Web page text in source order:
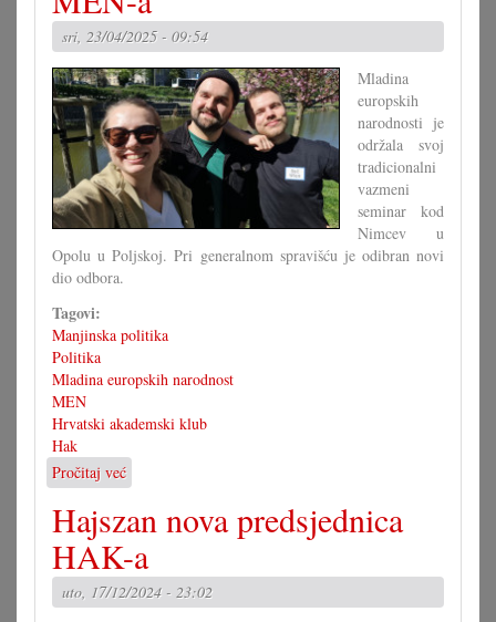
manjinske
politike?
sri, 23/04/2025 - 09:54
Mladina
europskih
narodnosti je
održala svoj
tradicionalni
vazmeni
seminar kod
Nimcev u
Opolu u Poljskoj. Pri generalnom spravišću je odibran novi
dio odbora.
Tagovi:
Manjinska politika
Politika
Mladina europskih narodnost
MEN
Hrvatski akademski klub
Hak
Pročitaj već
Buranić
napustila
odbor
MEN-
a
Hajszan nova predsjednica
HAK-a
uto, 17/12/2024 - 23:02